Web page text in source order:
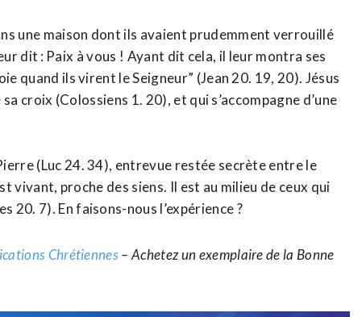
une maison dont ils avaient prudemment verrouillé
dit : Paix à vous ! Ayant dit cela, il leur montra ses
quand ils virent le Seigneur” (Jean 20. 19, 20). Jésus
croix (Colossiens 1. 20), et qui s’accompagne d’une
(Luc 24. 34), entrevue restée secrète entre le
vivant, proche des siens. Il est au milieu de ceux qui
20. 7). En faisons-nous l’expérience ?
Chrétiennes– Achetez un exemplaire de la Bonne